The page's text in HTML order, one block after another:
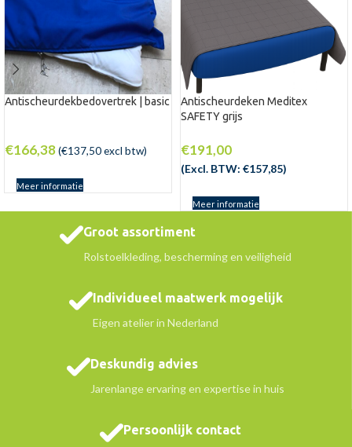
Antischeurdekbedovertrek | basic
€166,38(€137,50excl btw)
Meer informatie
Antischeurdeken Meditex
SAFETY grijs
€191,00
(Excl. BTW: €157,85)
Meer informatie
Groot assortiment
Rolstoelkleding, bescherming en veiligheid
Individueel maatwerk mogelijk
Eigen atelier in Nederland
Deskundig advies
Jarenlange ervaring en expertise in huis
Persoonlijk contact